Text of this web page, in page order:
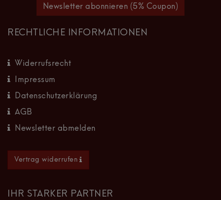
Newsletter abonnieren (5% Coupon)
RECHTLICHE INFORMATIONEN
Widerrufsrecht
Impressum
Datenschutzerklärung
AGB
Newsletter abmelden
Vertrag widerrufen
IHR STARKER PARTNER